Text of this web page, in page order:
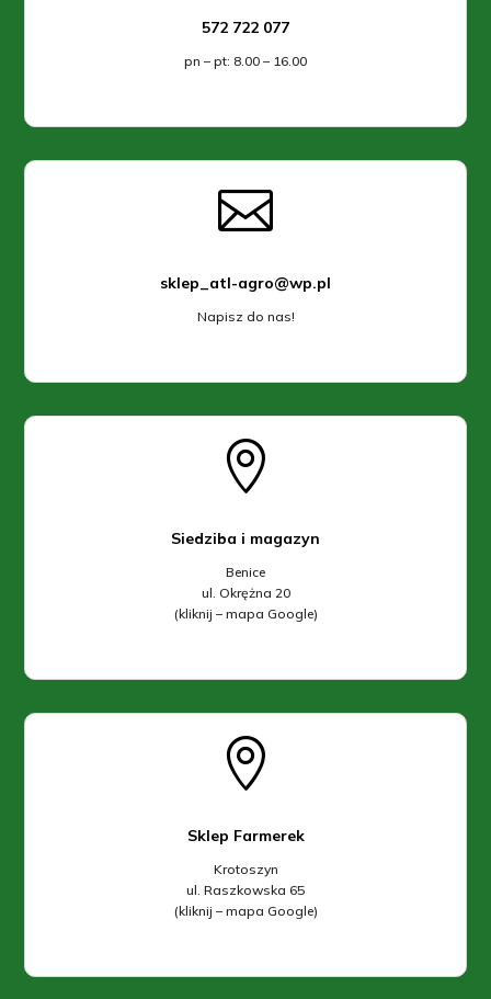
572 722 077
pn – pt: 8.00 – 16.00

sklep_atl-agro@wp.pl
Napisz do nas!

Siedziba i magazyn
Benice
ul. Okrężna 20
(kliknij – mapa Google)

Sklep Farmerek
Krotoszyn
ul. Raszkowska 65
(kliknij – mapa Google)